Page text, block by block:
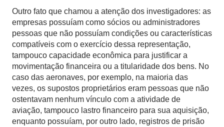
Outro fato que chamou a atenção dos investigadores: as
empresas possuíam como sócios ou administradores
pessoas que não possuíam condições ou características
compatíveis com o exercício dessa representação,
tampouco capacidade econômica para justificar a
movimentação financeira ou a titularidade dos bens. No
caso das aeronaves, por exemplo, na maioria das
vezes, os supostos proprietários eram pessoas que não
ostentavam nenhum vínculo com a atividade de
aviação, tampouco lastro financeiro para sua aquisição,
enquanto possuíam, por outro lado, registros de prisão